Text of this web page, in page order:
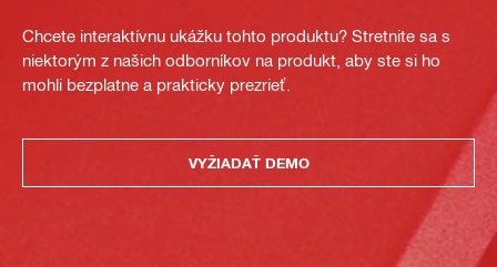
Chcete interaktívnu ukážku tohto produktu? Stretnite sa s
niektorým z našich odborníkov na produkt, aby ste si ho
mohli bezplatne a prakticky prezrieť.
VYŽIADAŤ DEMO